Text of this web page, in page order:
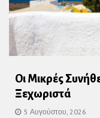
Οι Μικρές
Ξεχωριστά
5 Αυγούστου, 2026